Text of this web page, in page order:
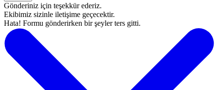
Gönderiniz için teşekkür ederiz.
Ekibimiz sizinle iletişime geçecektir.
Hata! Formu gönderirken bir şeyler ters gitti.